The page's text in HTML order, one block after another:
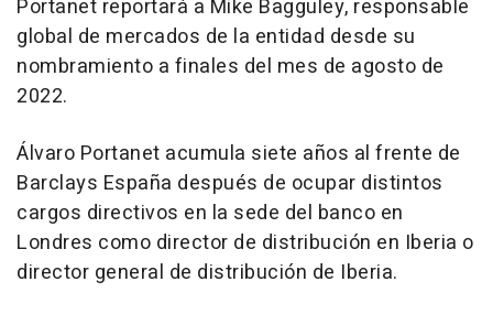
Portanet reportará a Mike Bagguley, responsable
global de mercados de la entidad desde su
nombramiento a finales del mes de agosto de
2022.
Álvaro Portanet acumula siete años al frente de
Barclays España después de ocupar distintos
cargos directivos en la sede del banco en
Londres como director de distribución en Iberia o
director general de distribución de Iberia.